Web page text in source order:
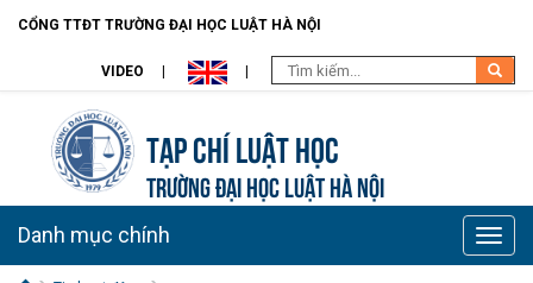
CỔNG TTĐT TRƯỜNG ĐẠI HỌC LUẬT HÀ NỘI
VIDEO
Tạp chí Luật học
TRƯỜNG ĐẠI HỌC LUẬT HÀ NỘI
Toggle
Danh mục chính